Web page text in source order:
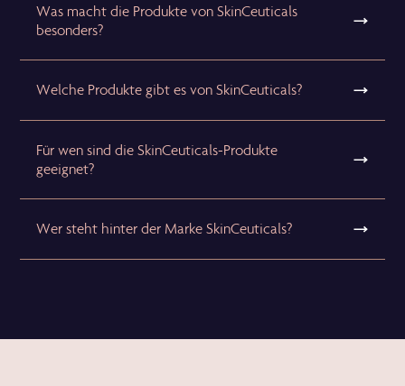
Was macht die Produkte von SkinCeuticals
besonders?
Welche Produkte gibt es von SkinCeuticals?
Für wen sind die SkinCeuticals-Produkte
geeignet?
Wer steht hinter der Marke SkinCeuticals?